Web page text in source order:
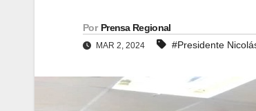
Por Prensa Regional
MAR 2, 2024 #Presidente